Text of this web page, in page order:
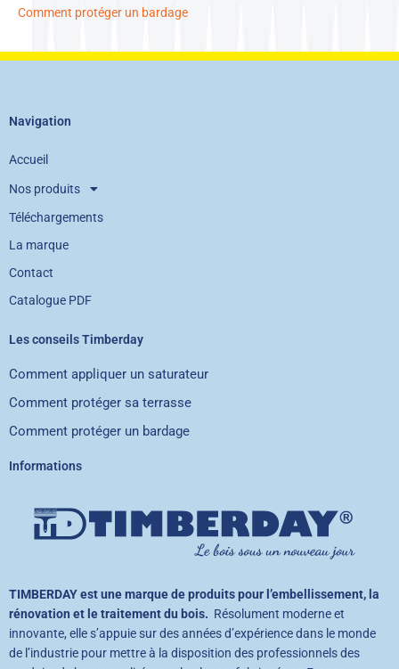
Comment protéger un bardage
Navigation
Accueil
Nos produits
Téléchargements
La marque
Contact
Catalogue PDF
Les conseils Timberday
Comment appliquer un saturateur
Comment protéger sa terrasse
Comment protéger un bardage
Informations
TIMBERDAY est une marque de produits pour l’embellissement, la
rénovation et le traitement du bois. Résolument moderne et
innovante, elle s’appuie sur des années d’expérience dans le monde
de l’industrie pour mettre à la disposition des professionnels des